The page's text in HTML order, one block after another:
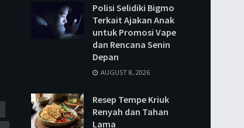
Polisi Selidiki Bigmo
Terkait Ajakan Anak
untuk Promosi Vape
dan Rencana Senin
Depan
AUGUST 8, 2026
Resep Tempe Kriuk
Renyah dan Tahan
Lama